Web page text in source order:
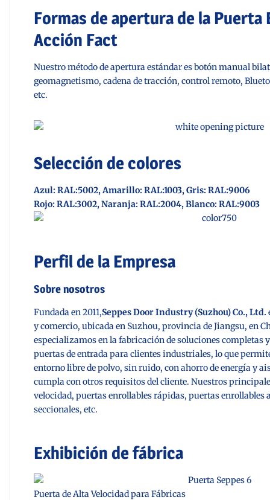
Formas de apertura de la Puerta
Acción Fact
Nuestro método de apertura estándar es botón manual
geomagnetismo, cadena de tracción, control remoto,
etc.
Selección de colores
Azul: RAL:5002, Amarillo: RAL:1003, Gris: RAL:9006
Rojo: RAL:3002, Naranja: RAL:2004, Blanco: RAL:9003
Perfil de la Empresa
Sobre nosotros
Fundada en 2011,Seppes Door Industry (Suzhou) Co., Ltd.
y comercio, ubicada en Suzhou, provincia de Jiangsu, en
especializamos en la fabricación de soluciones completas
puertas de entrada para clientes industriales, lo que
entorno libre de polvo, sin ruido, con ahorro de energía y
cumpla con otros requisitos del cliente. Nuestros
velocidad, puertas enrollables rápidas, puertas enrollables
seccionales, etc.
Exhibición de fábrica
Puerta de Alta Velocidad para Fábricas